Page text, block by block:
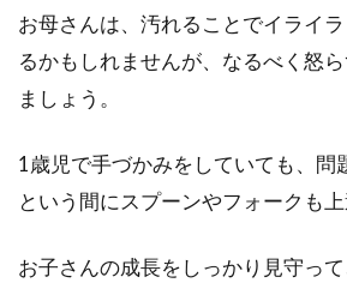
お母さんは、汚れることでイライ
るかもしれませんが、なるべく怒
ましょう。
1歳児で手づかみをしていても、問
という間にスプーンやフォークも上
お子さんの成長をしっかり見守っ